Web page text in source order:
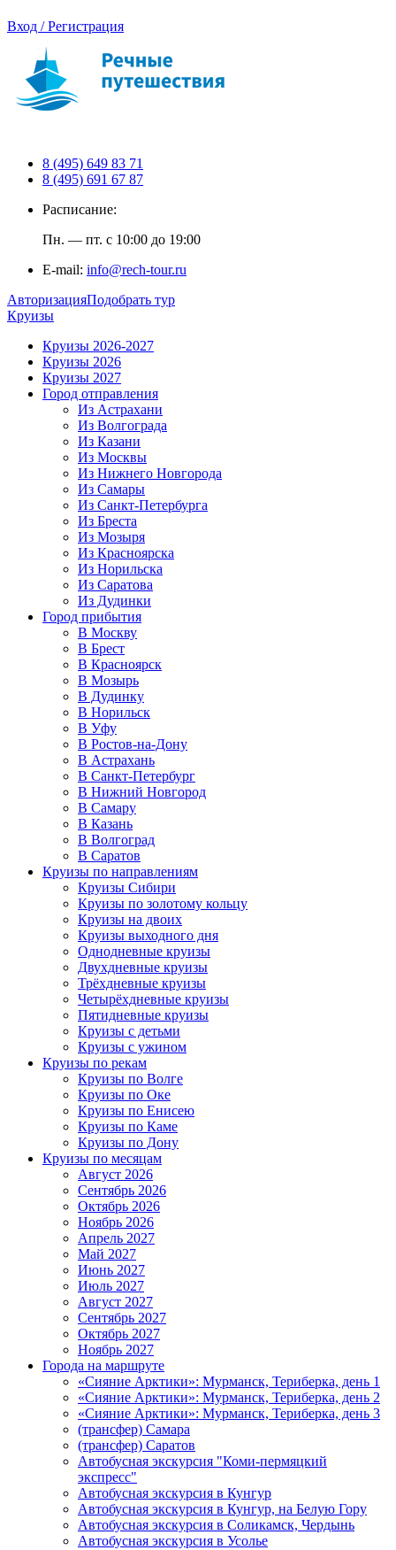
Вход / Регистрация
8 (495) 649 83 71
8 (495) 691 67 87
Расписание:
Пн. — пт. с 10:00 до 19:00
E-mail: info@rech-tour.ru
АвторизацияПодобрать тур
Круизы
Круизы 2026-2027
Круизы 2026
Круизы 2027
Город отправления
Из Астрахани
Из Волгограда
Из Казани
Из Москвы
Из Нижнего Новгорода
Из Самары
Из Санкт-Петербурга
Из Бреста
Из Мозыря
Из Красноярска
Из Норильска
Из Саратова
Из Дудинки
Город прибытия
В Москву
В Брест
В Красноярск
В Мозырь
В Дудинку
В Норильск
В Уфу
В Ростов-на-Дону
В Астрахань
В Санкт-Петербург
В Нижний Новгород
В Самару
В Казань
В Волгоград
В Саратов
Круизы по направлениям
Круизы Сибири
Круизы по золотому кольцу
Круизы на двоих
Круизы выходного дня
Однодневные круизы
Двухдневные круизы
Трёхдневные круизы
Четырёхдневные круизы
Пятидневные круизы
Круизы с детьми
Круизы с ужином
Круизы по рекам
Круизы по Волге
Круизы по Оке
Круизы по Енисею
Круизы по Каме
Круизы по Дону
Круизы по месяцам
Август 2026
Сентябрь 2026
Октябрь 2026
Ноябрь 2026
Апрель 2027
Май 2027
Июнь 2027
Июль 2027
Август 2027
Сентябрь 2027
Октябрь 2027
Ноябрь 2027
Города на маршруте
«Сияние Арктики»: Мурманск, Териберка, день 1
«Сияние Арктики»: Мурманск, Териберка, день 2
«Сияние Арктики»: Мурманск, Териберка, день 3
(трансфер) Самара
(трансфер) Саратов
Автобусная экскурсия "Коми-пермяцкий
экспресс"
Автобусная экскурсия в Кунгур
Автобусная экскурсия в Кунгур, на Белую Гору
Автобусная экскурсия в Соликамск, Чердынь
Автобусная экскурсия в Усолье